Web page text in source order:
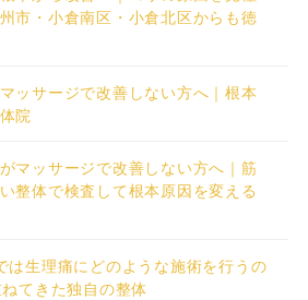
市・小倉南区・小倉北区からも徳
ッサージで改善しない方へ｜根本
院
マッサージで改善しない方へ｜筋
整体で検査して根本原因を変える
は生理痛にどのような施術を行うの
てきた独自の整体